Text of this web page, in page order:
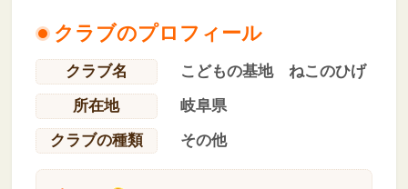
クラブのプロフィール
クラブ名
こどもの基地 ねこのひげ
所在地
岐阜県
クラブの種類
その他